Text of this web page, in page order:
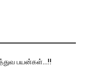
பயன்கள்…!!